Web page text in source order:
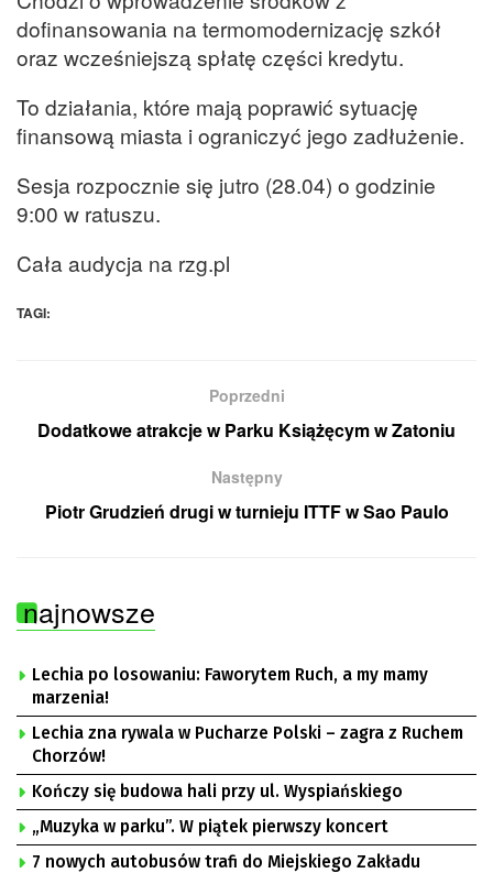
dofinansowania na termomodernizację szkół
oraz wcześniejszą spłatę części kredytu.
To działania, które mają poprawić sytuację
finansową miasta i ograniczyć jego zadłużenie.
Sesja rozpocznie się jutro (28.04) o godzinie
9:00 w ratuszu.
Cała audycja na rzg.pl
TAGI:
Poprzedni
Dodatkowe atrakcje w Parku Książęcym w Zatoniu
Następny
Piotr Grudzień drugi w turnieju ITTF w Sao Paulo
najnowsze
Lechia po losowaniu: Faworytem Ruch, a my mamy
marzenia!
Lechia zna rywala w Pucharze Polski – zagra z Ruchem
Chorzów!
Kończy się budowa hali przy ul. Wyspiańskiego
„Muzyka w parku”. W piątek pierwszy koncert
7 nowych autobusów trafi do Miejskiego Zakładu